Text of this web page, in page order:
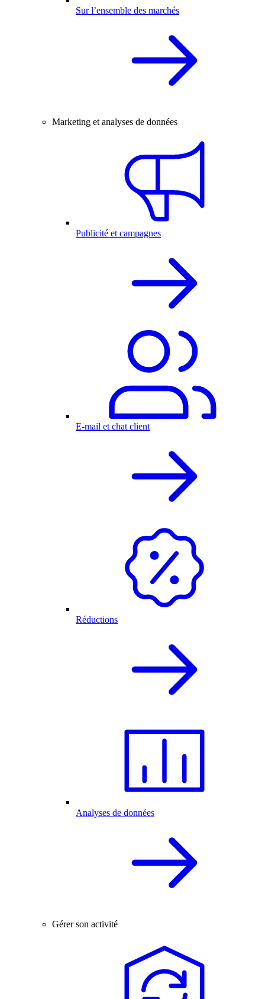
Sur l’ensemble des marchés
Marketing et analyses de données
Publicité et campagnes
E-mail et chat client
Réductions
Analyses de données
Gérer son activité